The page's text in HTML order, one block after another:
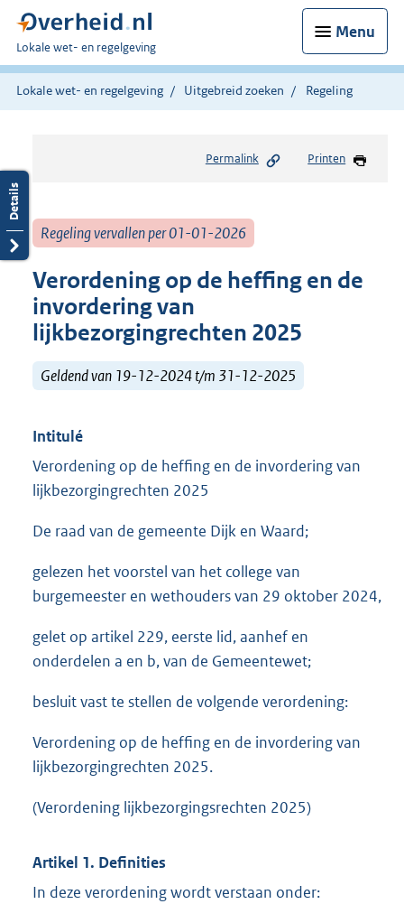
Menu
U
bent
hier:
Lokale wet- en regelgeving
Lokale wet- en regelgeving Uitgebreid zoeken Regeling
Permalink Printen
Regeling vervallen per 01-01-2026
Verordening op de heffing en de
invordering van
lijkbezorgingrechten 2025
Geldend van 19-12-2024 t/m 31-12-2025
Intitulé
Verordening op de heffing en de invordering van
lijkbezorgingrechten 2025
De raad van de gemeente Dijk en Waard;
gelezen het voorstel van het college van
burgemeester en wethouders van 29 oktober 2024,
gelet op artikel 229, eerste lid, aanhef en
onderdelen a en b, van de Gemeentewet;
besluit vast te stellen de volgende verordening:
Verordening op de heffing en de invordering van
lijkbezorgingrechten 2025.
(Verordening lijkbezorgingsrechten 2025)
Artikel 1. Definities
In deze verordening wordt verstaan onder: